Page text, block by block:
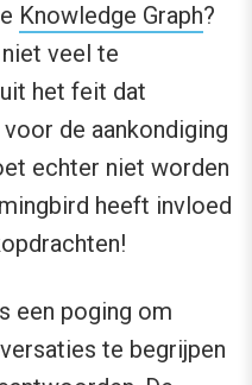
Knowledge Graph?
veel te
het feit dat
de aankondiging
echter niet worden
heeft invloed
een poging om
te begrijpen